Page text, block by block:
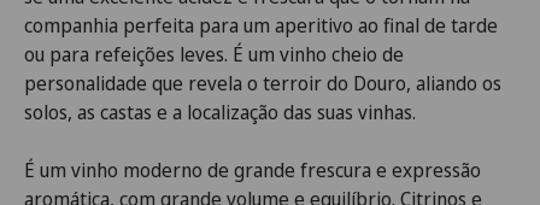
companhia perfeita para um aperitivo ao final de tarde
ou para refeições leves. É um vinho cheio de
personalidade que revela o terroir do Douro, aliando os
solos, as castas e a localização das suas vinhas.
É um vinho moderno de grande frescura e expressão
aromática, com grande volume e equilíbrio. Citrinos e